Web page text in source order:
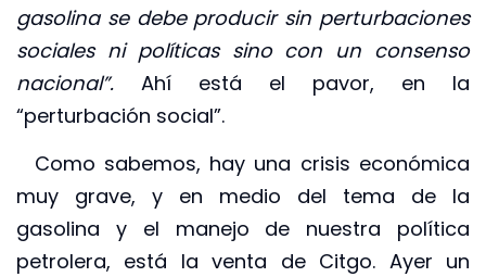
gasolina se debe producir sin perturbaciones
sociales ni políticas sino con un consenso
nacional”. Ahí está el pavor, en la
“perturbación social”.
Como sabemos, hay una crisis económica
muy grave, y en medio del tema de la
gasolina y el manejo de nuestra política
petrolera, está la venta de Citgo. Ayer un